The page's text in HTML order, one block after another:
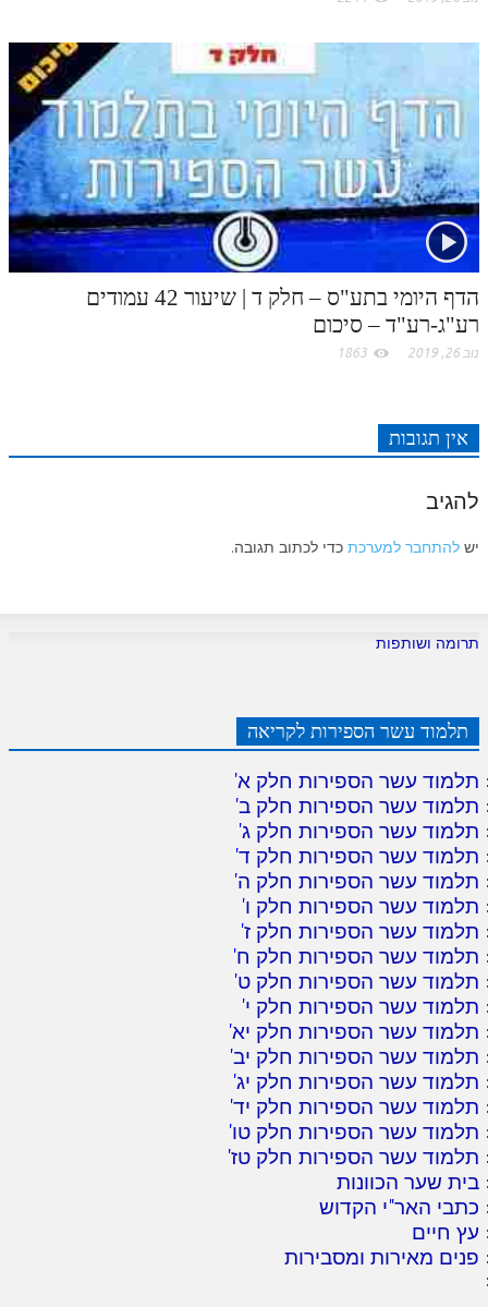
הדף היומי בתע"ס – חלק ד | שיעור 42 עמודים
רע"ג-רע"ד – סיכום
נוב 26, 2019 1863
אין תגובות
להגיב
יש להתחבר למערכת כדי לכתוב תגובה.
תרומה ושותפות
תלמוד עשר הספירות לקריאה
תלמוד עשר הספירות חלק א'
תלמוד עשר הספירות חלק ב'
תלמוד עשר הספירות חלק ג'
תלמוד עשר הספירות חלק ד'
תלמוד עשר הספירות חלק ה'
תלמוד עשר הספירות חלק ו'
תלמוד עשר הספירות חלק ז'
תלמוד עשר הספירות חלק ח'
תלמוד עשר הספירות חלק ט'
תלמוד עשר הספירות חלק י'
תלמוד עשר הספירות חלק יא'
תלמוד עשר הספירות חלק יב'
תלמוד עשר הספירות חלק יג'
תלמוד עשר הספירות חלק יד'
תלמוד עשר הספירות חלק טו'
תלמוד עשר הספירות חלק טז'
בית שער הכוונות
כתבי האר"י הקדוש
עץ חיים
פנים מאירות ומסבירות